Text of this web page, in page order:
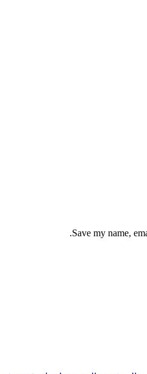
Save my name,